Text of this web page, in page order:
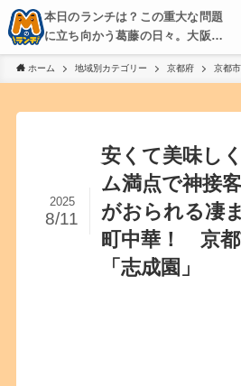
本日のランチは？この重大な問題
に立ち向かう葛藤の日々。大阪・
京都・神戸を中心とした食べ歩
き、飲み歩きを綴る。
ホーム 地域別カテゴリー 京都府 京都
安くて美味し
ム満点で神接
がおられる凄
町中華！ 京
「志成園」
2025
8/11